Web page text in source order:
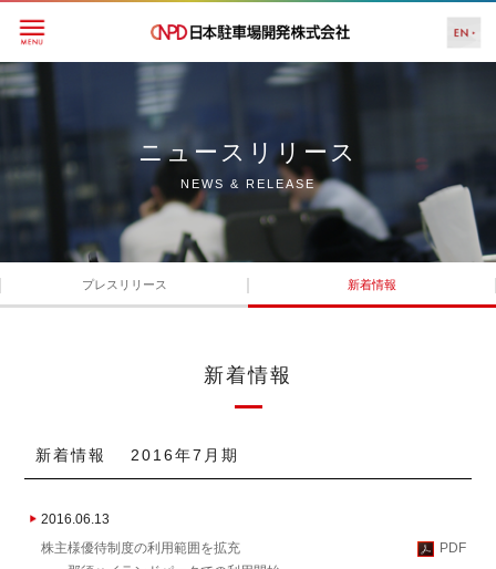
ニュースリリース
NEWS & RELEASE
プレスリリース 新着情報
新着情報
新着情報 2016年7月期
2016.06.13
株主様優待制度の利用範囲を拡充
PDF